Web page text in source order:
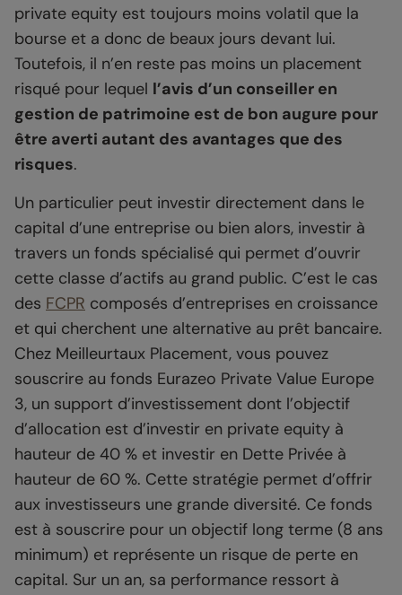
private equity est toujours moins volatil que la
bourse et a donc de beaux jours devant lui.
Toutefois, il n’en reste pas moins un placement
risqué pour lequel l’avis d’un conseiller en
gestion de patrimoine est de bon augure pour
être averti autant des avantages que des
risques.
Un particulier peut investir directement dans le
capital d’une entreprise ou bien alors, investir à
travers un fonds spécialisé qui permet d’ouvrir
cette classe d’actifs au grand public. C’est le cas
des FCPR composés d’entreprises en croissance
et qui cherchent une alternative au prêt bancaire.
Chez Meilleurtaux Placement, vous pouvez
souscrire au fonds Eurazeo Private Value Europe
3, un support d’investissement dont l’objectif
d’allocation est d’investir en private equity à
hauteur de 40 % et investir en Dette Privée à
hauteur de 60 %. Cette stratégie permet d’offrir
aux investisseurs une grande diversité. Ce fonds
est à souscrire pour un objectif long terme (8 ans
minimum) et représente un risque de perte en
capital. Sur un an, sa performance ressort à